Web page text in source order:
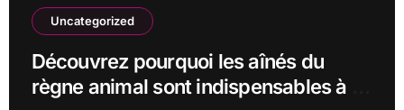
Uncategorized
Découvrez pourquoi les aînés du
règne animal sont indispensables à la